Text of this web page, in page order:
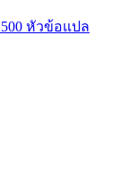
500 หัวข้อแปล